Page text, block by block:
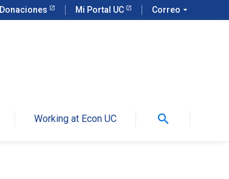
Donaciones Mi Portal UC Correo arrow_drop_down
Working at Econ UC search